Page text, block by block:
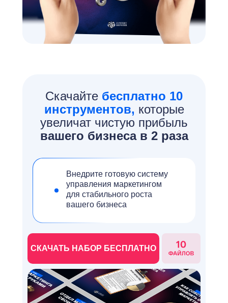
СКАЧАТЬ НАБОР БЕСПЛАТНО
Внедрите готовую систему
управления маркетингом
для стабильного роста
вашего бизнеса
Скачайте бесплатно 10
инструментов, которые
увеличат чистую прибыль
вашего бизнеса в 2 раза